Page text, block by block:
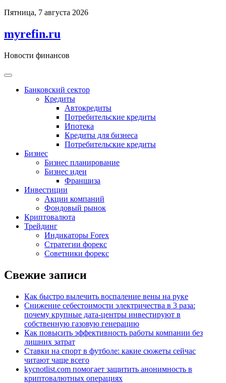
Перейти
содержимому
Пятница, 7 августа 2026
myrefin.ru
Новости финансов
Банковский сектор
Кредиты
Автокредиты
Потребительские кредиты
Ипотека
Кредиты для бизнеса
Потребительские кредиты
Бизнес
Бизнес планирование
Бизнес идеи
Франшиза
Инвестиции
Акции компаний
Фондовый рынок
Криптовалюта
Трейдинг
Индикаторы Forex
Стратегии форекс
Советники форекс
Свежие записи
Как быстро вылечить воспаление вены на руке
Снижение себестоимости электричества в 3 раза:
почему крупные дата-центры инвестируют в
собственную газовую генерацию
Как повысить эффективность работы компании без
лишних затрат
Ставки на спорт в футболе: какие сюжеты сейчас
читают чаще всего
kycnotlist.com помогает защитить анонимность в
криптовалютных операциях